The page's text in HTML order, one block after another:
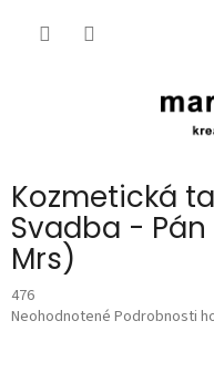
Kozmetická
Svadba -
Mrs)
476
Priemerné
Neohodnotené Podrobnosti